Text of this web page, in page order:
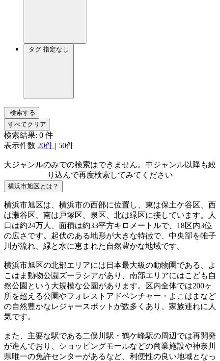
タグ 指定なし
検索する
すべてクリア
検索結果: 0 件
表示件数 20件 | 50件
大ジャンルのみでの検索はできません。中ジャンル以降も絞
り込んで再度検索してみてください
横浜市旭区とは？
横浜市旭区は、横浜市の西部に位置し、東は保土ケ谷区、西
は瀬谷区、南は戸塚区、泉区、北は緑区に接しています。人
口は約24万人、面積は約33平方キロメートルで、18区内3位
の広さです。起伏のある地形が大きな特徴で、中央部を帷子
川が流れ、緑と水に恵まれた自然豊かな地域です。
横浜市旭区の北部エリアには日本最大級の動物園である、よ
こはま動物公園ズーラシアがあり、南部エリアにはこども自
然公園という大規模な公園があります。区内全体では200ヶ
所を超える公園やフォレストアドベンチャー・よこはまなど
の自然豊かなレジャースポットが数多くあり、家族連れに人
気です。
また、主要な駅である二俣川駅・鶴ケ峰駅の周辺では再開発
が進んでおり、ショッピングモールなどの商業施設や神奈川
県唯一の免許センターがあるなど、利便性の良い地域となっ